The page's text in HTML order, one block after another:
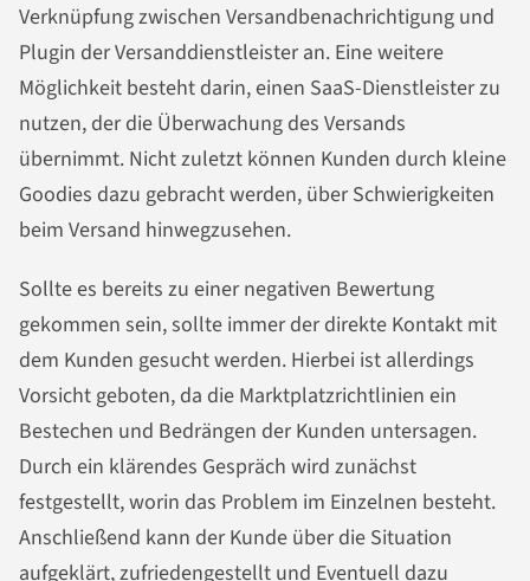
Verknüpfung zwischen Versandbenachrichtigung und
Plugin der Versanddienstleister an. Eine weitere
Möglichkeit besteht darin, einen SaaS-Dienstleister zu
nutzen, der die Überwachung des Versands
übernimmt. Nicht zuletzt können Kunden durch kleine
Goodies dazu gebracht werden, über Schwierigkeiten
beim Versand hinwegzusehen.
Sollte es bereits zu einer negativen Bewertung
gekommen sein, sollte immer der direkte Kontakt mit
dem Kunden gesucht werden. Hierbei ist allerdings
Vorsicht geboten, da die Marktplatzrichtlinien ein
Bestechen und Bedrängen der Kunden untersagen.
Durch ein klärendes Gespräch wird zunächst
festgestellt, worin das Problem im Einzelnen besteht.
Anschließend kann der Kunde über die Situation
aufgeklärt, zufriedengestellt und Eventuell dazu